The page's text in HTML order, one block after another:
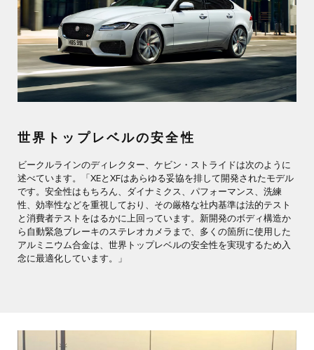
世界トップレベルの安全性
ビークルラインのディレクター、ケビン・ストライドは次のように
述べています。「XEとXFはあらゆる妥協を排して開発されたモデル
です。安全性はもちろん、ダイナミクス、パフォーマンス、洗練
性、効率性などを重視しており、その厳格な社内基準は法的テスト
と消費者テストをはるかに上回っています。新開発のボディ構造か
ら自動緊急ブレーキのステレオカメラまで、多くの箇所に使用した
アルミニウム合金は、世界トップレベルの安全性を実現するため入
念に最適化しています。」